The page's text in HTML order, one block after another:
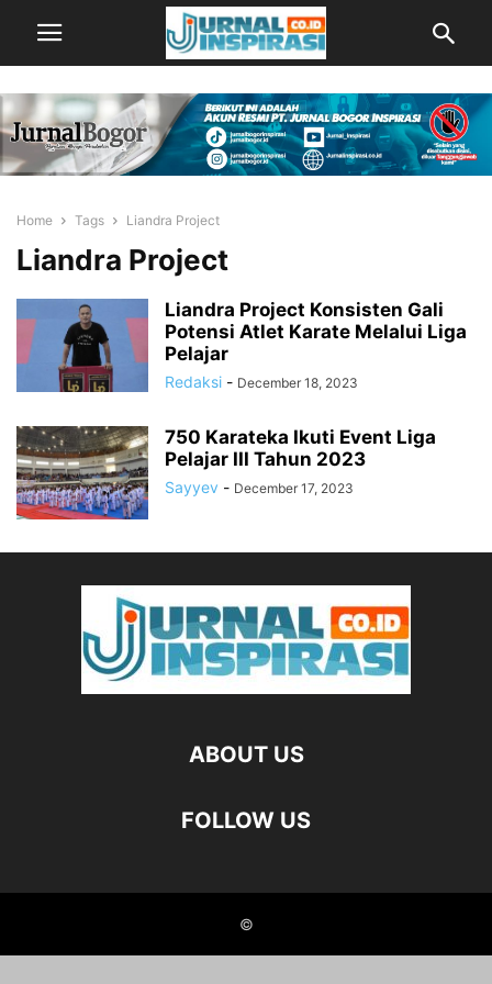
Home Tags Liandra Project
Liandra Project
Liandra Project Konsisten Gali
Potensi Atlet Karate Melalui Liga
Pelajar
Redaksi - December 18, 2023
750 Karateka Ikuti Event Liga
Pelajar III Tahun 2023
Sayyev - December 17, 2023
ABOUT US
FOLLOW US
©